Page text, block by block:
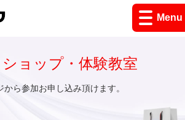
Menu
ョップ・体験教室
から参加お申し込み頂けます。